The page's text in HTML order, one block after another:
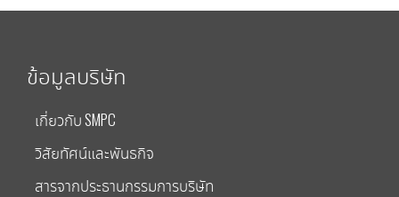
ข้อมูลบริษัท
เกี่ยวกับ SMPC
วิสัยทัศน์และพันธกิจ
สารจากประธานกรรมการบริษัท